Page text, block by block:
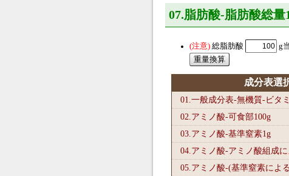
07.脂肪酸-脂肪酸総量
総脂肪酸 g
成分表選
01.一般成分表-無機質-ビタ
02.アミノ酸-可食部100g
03.アミノ酸-基準窒素1g
04.アミノ酸-アミノ酸組成
05.アミノ酸-(基準窒素によ